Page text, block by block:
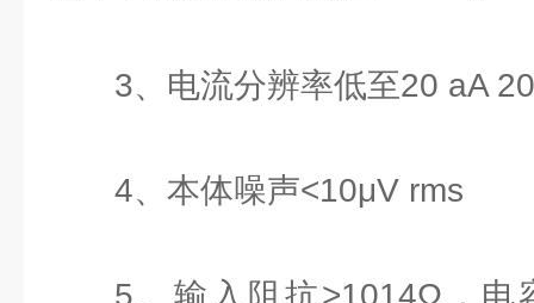
3、电流分辨率低至20 aA
4、本体噪声<10μV rms
5、输入阻抗>1014Ω，电